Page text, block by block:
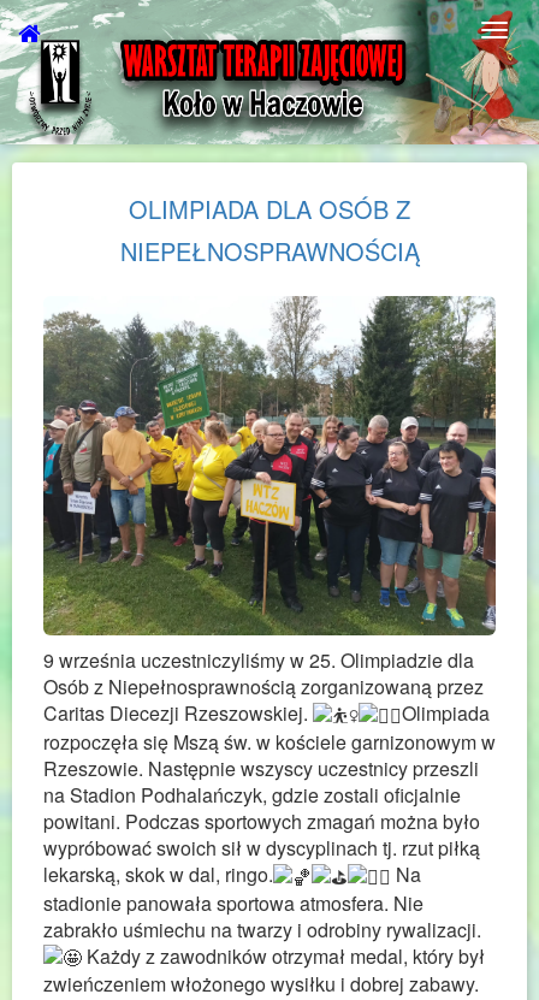
OLIMPIADA DLA OSÓB Z
NIEPEŁNOSPRAWNOŚCIĄ
9 września uczestniczyliśmy w 25. Olimpiadzie dla
Osób z Niepełnosprawnością zorganizowaną przez
Caritas Diecezji Rzeszowskiej.
Olimpiada
rozpoczęła się Mszą św. w kościele garnizonowym w
Rzeszowie. Następnie wszyscy uczestnicy przeszli
na Stadion Podhalańczyk, gdzie zostali oficjalnie
powitani. Podczas sportowych zmagań można było
wypróbować swoich sił w dyscyplinach tj. rzut piłką
lekarską, skok w dal, ringo.
Na
stadionie panowała sportowa atmosfera. Nie
zabrakło uśmiechu na twarzy i odrobiny rywalizacji.
Każdy z zawodników otrzymał medal, który był
zwieńczeniem włożonego wysiłku i dobrej zabawy.